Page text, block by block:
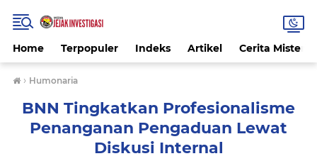
Home Terpopuler Indeks Artikel Cerita Misteri
› Humonaria
BNN Tingkatkan Profesionalisme
Penanganan Pengaduan Lewat
Diskusi Internal